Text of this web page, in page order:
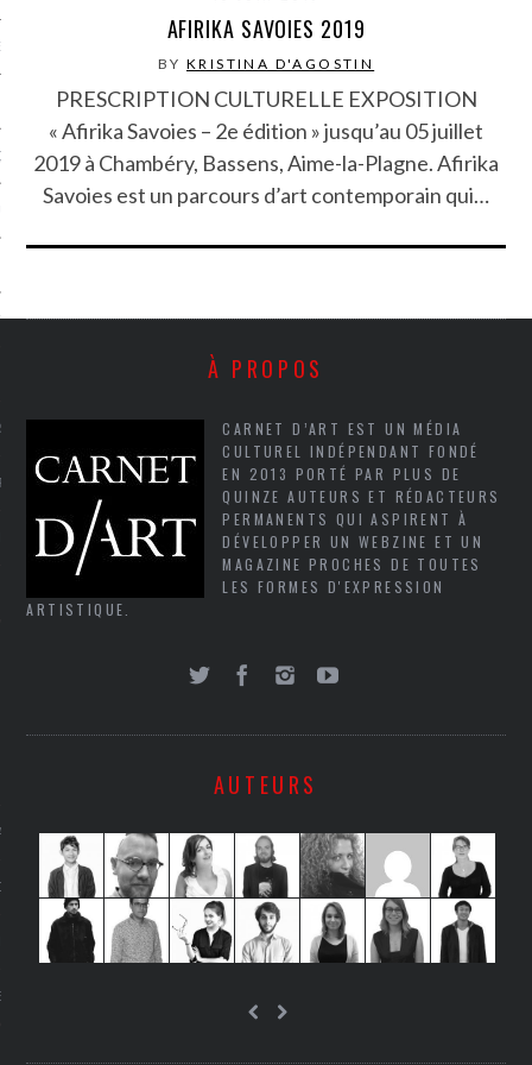
EN VOD
CARAVELLE
PODCAST
AFIRIKA SAVOIES 2019
BY KRISTINA D'AGOSTIN
PRESCRIPTION CULTURELLE EXPOSITION
« Afirika Savoies – 2e édition » jusqu’au 05 juillet
2019 à Chambéry, Bassens, Aime-la-Plagne. Afirika
Savoies est un parcours d’art contemporain qui…
À PROPOS
CARNET D’ART EST UN MÉDIA
CULTUREL INDÉPENDANT FONDÉ
EN 2013 PORTÉ PAR PLUS DE
QUINZE AUTEURS ET RÉDACTEURS
PERMANENTS QUI ASPIRENT À
DÉVELOPPER UN WEBZINE ET UN
MAGAZINE PROCHES DE TOUTES
LES FORMES D'EXPRESSION
ARTISTIQUE.
AUTEURS